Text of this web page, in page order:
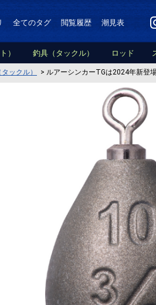
全てのタグ 閲覧履歴 潮見表
） 釣具（タックル） ロッド
ックル） > ルアーシンカーTGは2024年新登